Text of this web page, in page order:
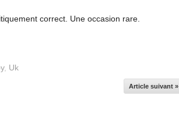
correct. Une occasion rare.
, Uk
Article suivant »